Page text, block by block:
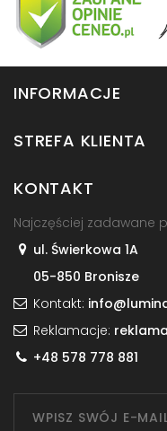
INFORMACJE
STREFA KLIENTA
KONTAKT
Najczęściej zadawane
ul. Świerkowa 1A
05-850 Bronisze
Kontakt:
Reklamacje:
+48 578 778 881